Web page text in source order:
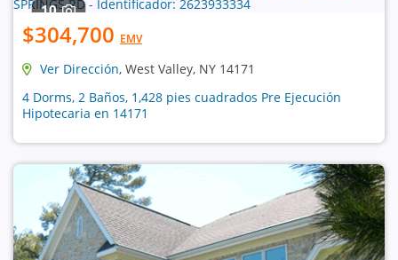
10
$304,700 EMV
Ver Dirección, West Valley, NY 14171
4 Dorms, 2 Baños, 1,428 pies cuadrados Pre Ejecución
Hipotecaria en 14171